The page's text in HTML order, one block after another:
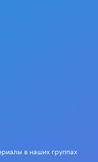
в наших группах